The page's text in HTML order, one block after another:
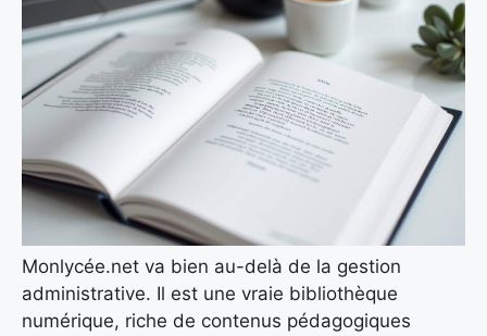
Monlycée.net va bien au-delà de la gestion
administrative. Il est une vraie bibliothèque
numérique, riche de contenus pédagogiques